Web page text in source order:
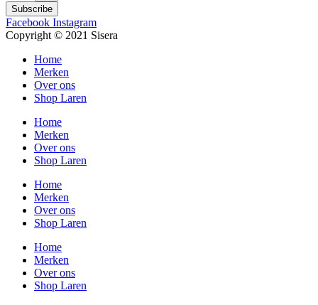
Subscribe
Facebook Instagram
Copyright © 2021 Sisera
Home
Merken
Over ons
Shop Laren
Home
Merken
Over ons
Shop Laren
Home
Merken
Over ons
Shop Laren
Home
Merken
Over ons
Shop Laren